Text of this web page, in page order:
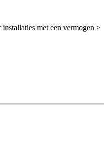
met een vermogen ≥